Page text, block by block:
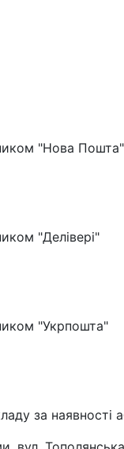
"Нова Пошта"
"Делівері"
"Укрпошта"
за наявності